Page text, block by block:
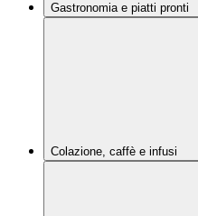
Gastronomia e piatti pronti
Colazione, caffè e infusi